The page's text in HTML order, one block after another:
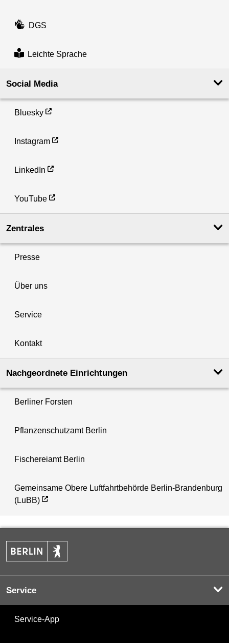
DGS
Leichte Sprache
Social Media
Bluesky
Instagram
LinkedIn
YouTube
Zentrales
Presse
Über uns
Service
Kontakt
Nachgeordnete Einrichtungen
Berliner Forsten
Pflanzenschutzamt Berlin
Fischereiamt Berlin
Gemeinsame Obere Luftfahrtbehörde Berlin-Brandenburg
(LuBB)
Service
Service-App